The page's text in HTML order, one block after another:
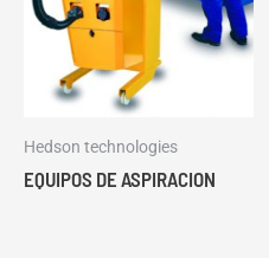
Hedson technologies
EQUIPOS DE ASPIRACION